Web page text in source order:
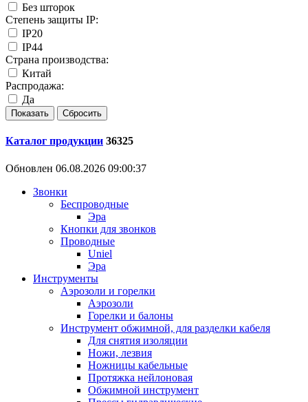
Без шторок
Степень защиты IP:
IP20
IP44
Страна производства:
Китай
Распродажа:
Да
Каталог продукции 36325
Обновлен 06.08.2026 09:00:37
Звонки
Беспроводные
Эра
Кнопки для звонков
Проводные
Uniel
Эра
Инструменты
Аэрозоли и горелки
Аэрозоли
Горелки и балоны
Инструмент обжимной, для разделки кабеля
Для снятия изоляции
Ножи, лезвия
Ножницы кабельные
Протяжка нейлоновая
Обжимной инструмент